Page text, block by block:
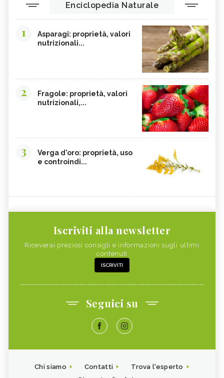
Enciclopedia Naturale
1
Asparagi: proprietà, valori
nutrizionali...
2
Fragole: proprietà, valori
nutrizionali,...
3
Verga d'oro: proprietà, uso
e controindi...
Iscriviti alla newsletter
Riceverai preziosi consigli e informazioni sugli ultimi
contenuti
ISCRIVITI
Seguici su
Chi siamo Contatti
Trova l'esperto